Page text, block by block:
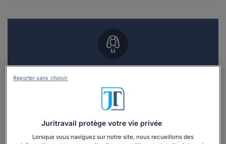
Recevoir des devis d'avocats
Juritravail protège votre vie privée
Lorsque vous naviguez sur notre site, nous recueillons des
Reporter sans choisir